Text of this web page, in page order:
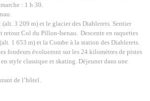
: 1 h 30.
(alt. 3 209 m) et le glacier des Diablerets. Sentier
retour Col du Pillon-Isenau. Descente en raquettes
1 653 m) et la Combe à la station des Diablerets.
fondeurs évolueront sur les 24 kilomètres de pistes
style classique et skating. Déjeuner dans une
de l’hôtel.